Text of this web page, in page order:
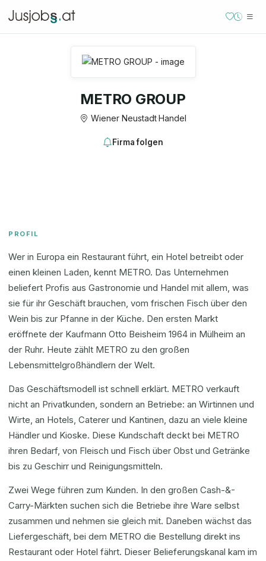
METRO GROUP
Wiener Neustadt·Handel
Firma folgen
PROFIL
Wer in Europa ein Restaurant führt, ein Hotel betreibt oder
einen kleinen Laden, kennt METRO. Das Unternehmen
beliefert Profis aus Gastronomie und Handel mit allem, was
sie für ihr Geschäft brauchen, vom frischen Fisch über den
Wein bis zur Pfanne in der Küche. Den ersten Markt
eröffnete der Kaufmann Otto Beisheim 1964 in Mülheim an
der Ruhr. Heute zählt METRO zu den großen
Lebensmittelgroßhändlern der Welt.
Das Geschäftsmodell ist schnell erklärt. METRO verkauft
nicht an Privatkunden, sondern an Betriebe: an Wirtinnen und
Wirte, an Hotels, Caterer und Kantinen, dazu an viele kleine
Händler und Kioske. Diese Kundschaft deckt bei METRO
ihren Bedarf, von Fleisch und Fisch über Obst und Getränke
bis zu Geschirr und Reinigungsmitteln.
Zwei Wege führen zum Kunden. In den großen Cash-&-
Carry-Märkten suchen sich die Betriebe ihre Ware selbst
zusammen und nehmen sie gleich mit. Daneben wächst das
Liefergeschäft, bei dem METRO die Bestellung direkt ins
Restaurant oder Hotel fährt. Dieser Belieferungskanal kam im